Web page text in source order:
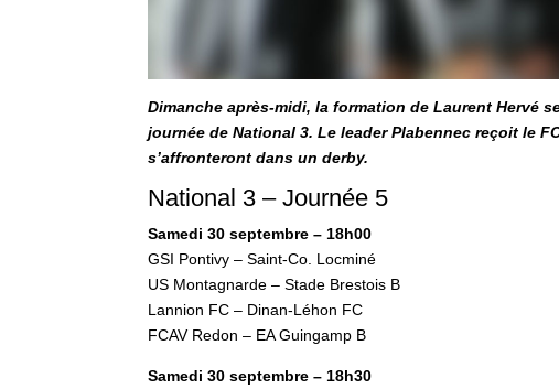
Dimanche après-midi, la formation de Laurent Hervé
journée de National 3. Le leader Plabennec reçoit le
s’affronteront dans un derby.
National 3 – Journée 5
Samedi 30 septembre – 18h00
GSI Pontivy – Saint-Co. Locminé
US Montagnarde – Stade Brestois B
Lannion FC – Dinan-Léhon FC
FCAV Redon – EA Guingamp B
Samedi 30 septembre – 18h30